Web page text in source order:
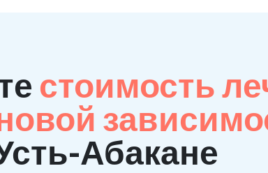
стоимость
Абакане